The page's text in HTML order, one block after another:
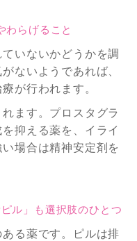
わらげること
いないかどうかを調
ないようであれば、
が行われます。
ます。プロスタグラ
抑える薬を、イライ
場合は精神安定剤を
ル」も選択肢のひとつ
る薬です。ピルは排